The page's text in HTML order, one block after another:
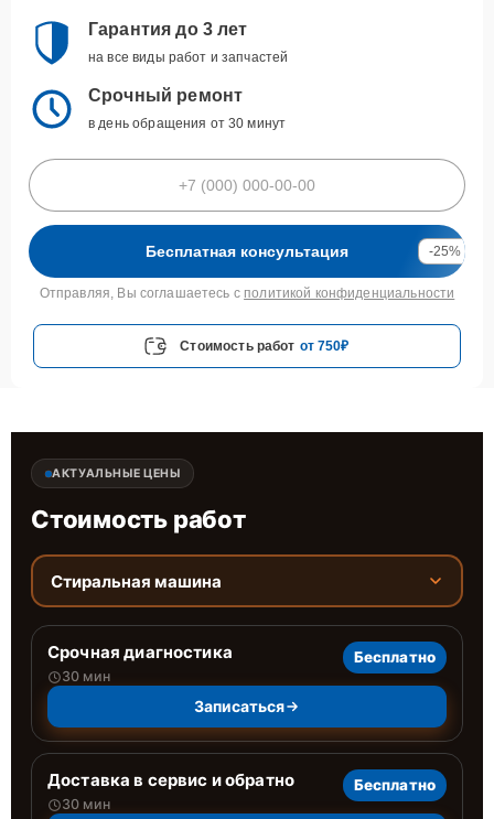
Гарантия до 3 лет
на все виды работ и запчастей
Срочный ремонт
в день обращения от 30 минут
Бесплатная консультация -25%
Отправляя, Вы соглашаетесь с политикой конфиденциальности
Стоимость работ от 750₽
АКТУАЛЬНЫЕ ЦЕНЫ
Стоимость работ
Стиральная машина
Срочная диагностика
30 мин
Бесплатно
Записаться
Доставка в сервис и обратно
30 мин
Бесплатно